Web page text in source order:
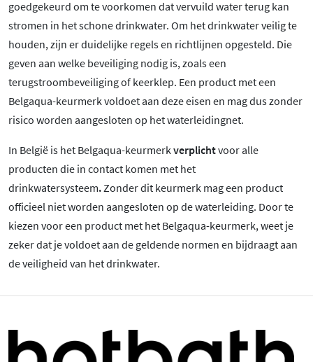
goedgekeurd om te voorkomen dat vervuild water terug kan
stromen in het schone drinkwater. Om het drinkwater veilig te
houden, zijn er duidelijke regels en richtlijnen opgesteld. Die
geven aan welke beveiliging nodig is, zoals een
terugstroombeveiliging of keerklep. Een product met een
Belgaqua-keurmerk voldoet aan deze eisen en mag dus zonder
risico worden aangesloten op het waterleidingnet.
In België is het Belgaqua-keurmerkverplichtvoor alle
producten die in contact komen met het
drinkwatersysteem. Zonder dit keurmerk mag een product
officieel niet worden aangesloten op de waterleiding. Door te
kiezen voor een product met het Belgaqua-keurmerk, weet je
zeker dat je voldoet aan de geldende normen en bijdraagt aan
de veiligheid van het drinkwater.